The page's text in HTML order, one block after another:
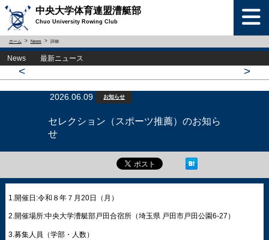
中央大学体育連盟漕艇部
Chuo University Rowing Club
ホーム News 詳細
News 最新ニュース
< >
2026.06.09 お知らせ
セレクション（スポーツ推薦）のお知ら
せ
1.開催日:令和８年７月20日（月）
2.開催場所:中央大学漕艇部戸田合宿所（埼玉県 戸田市戸田公園6-27）
3.募集人員（学部・人数）